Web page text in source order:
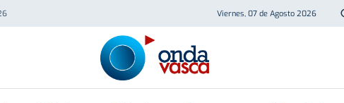
Viernes, 07 de Agosto 2026